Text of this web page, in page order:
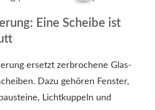
Eine Scheibe ist
ersetzt zerbrochene Glas-
Dazu gehören Fenster,
Lichtkuppeln und